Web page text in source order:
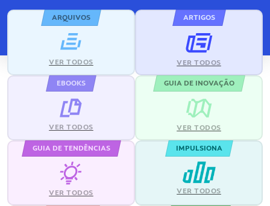
ARQUIVOS
VER TODOS
ARTIGOS
VER TODOS
EBOOKS
VER TODOS
GUIA DE INOVAÇÃO
VER TODOS
GUIA DE TENDÊNCIAS
VER TODOS
IMPULSIONA
VER TODOS